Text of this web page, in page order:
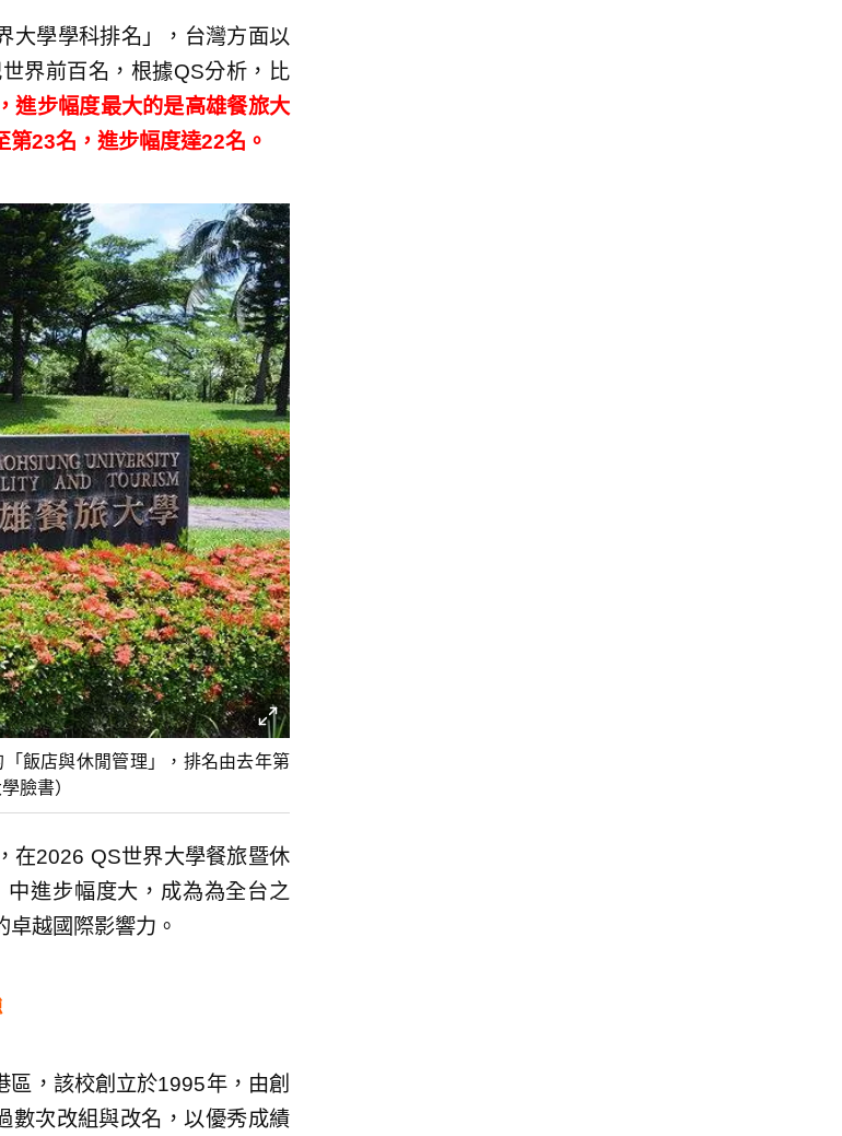
大學學科排名」，台灣方面以
界前百名，根據QS分析，比
進步幅度最大的是高雄餐旅大
23名，進步幅度達22名。
飯店與休閒管理」，排名由去年第
臉書）
在2026 QS世界大學餐旅暨休
進步幅度大，成為為全台之
越國際影響力。
區，該校創立於1995年，由創
數次改組與改名，以優秀成績